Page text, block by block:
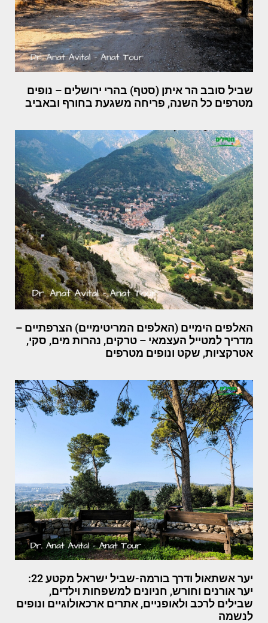
שביל סובב הר איתן (סטף) בהרי ירושלים – נופים
מטרפים כל השנה, פריחה משגעת בחורף ובאביב
האלפים הימיים (האלפים המריטימיים) הצרפתיים –
מדריך למטייל העצמאי – טרקים, נהרות מים, סקי,
אטרקציות, שקט ונופים מטרפים
יער אשתאול ודרך בורמה-שביל ישראל מקטע 22:
יער אורנים וחורש, חניונים למשפחות וילדים,
שבילים לרכב ולאופניים, אתרים ארכאולוגיים ונופים
לנשמה